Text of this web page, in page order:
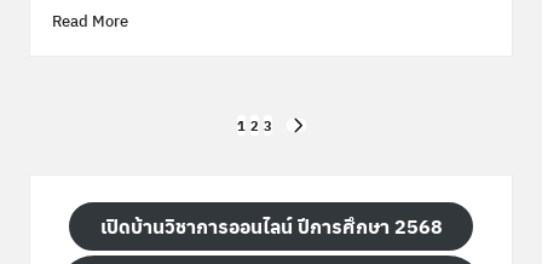
Read More
1 2 3
เปิดบ้านวิชาการออนไลน์ ปีการศึกษา 2568